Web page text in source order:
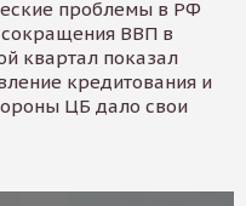
проблемы в РФ
сокращения ВВП в
квартал показал
кредитования и
ЦБ дало свои